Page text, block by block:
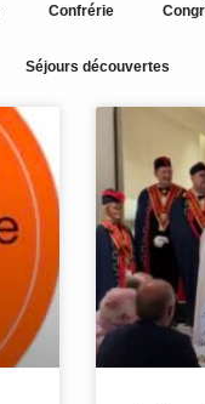
Confrérie
Séjours découvertes